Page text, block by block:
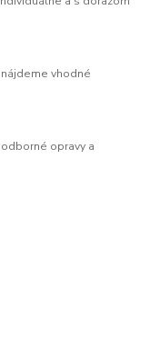
vhodné
opravy a